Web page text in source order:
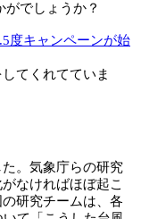
でしょうか？
度キャンペーンが始
てくれてていま
。気象庁らの研究
なければほぼ起こ
研究チームは、各